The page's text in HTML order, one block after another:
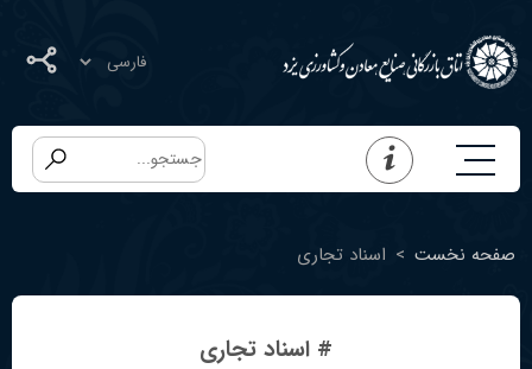
صفحه نخست > اسناد تجاری
# اسناد تجاری